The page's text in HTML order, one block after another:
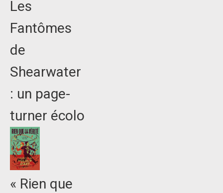
Les
Fantômes
de
Shearwater
: un page-
turner écolo
« Rien que